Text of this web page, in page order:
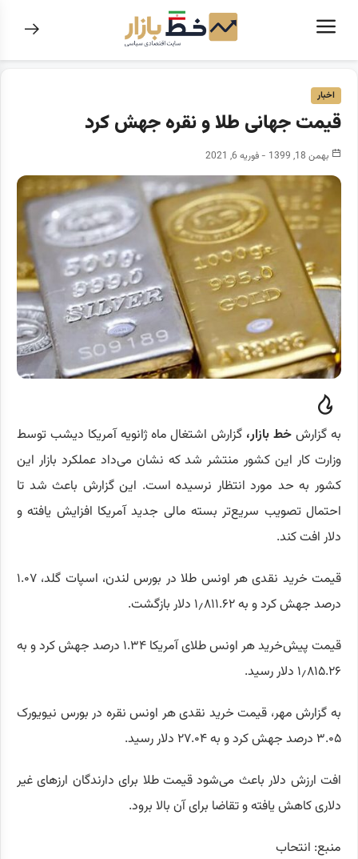
اخبار
قیمت جهانی طلا و نقره جهش کرد
بهمن 18, 1399 - فوریه 6, 2021
به گزارش خط بازار، گزارش اشتغال ماه ژانویه آمریکا دیشب توسط
وزارت کار این کشور منتشر شد که نشان می‌داد عملکرد بازار این
کشور به حد مورد انتظار نرسیده است. این گزارش باعث شد تا
احتمال تصویب سریع‌تر بسته مالی جدید آمریکا افزایش یافته و
دلار افت کند.
قیمت خرید نقدی هر اونس طلا در بورس لندن، اسپات گلد، ۱.۰۷
درصد جهش کرد و به ۱٫۸۱۱.۶۲ دلار بازگشت.
قیمت پیش‌خرید هر اونس طلای آمریکا ۱.۳۴ درصد جهش کرد و به
۱٫۸۱۵.۲۶ دلار رسید.
به گزارش مهر، قیمت خرید نقدی هر اونس نقره در بورس نیویورک
۳.۰۵ درصد جهش کرد و به ۲۷.۰۴ دلار رسید.
افت ارزش دلار باعث می‌شود قیمت طلا برای دارندگان ارزهای غیر
دلاری کاهش یافته و تقاضا برای آن بالا برود.
منبع: انتحاب